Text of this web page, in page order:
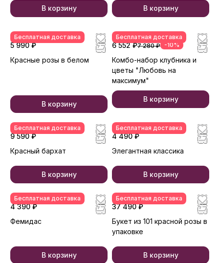
В корзину В корзину
Бесплатная доставка
5 990 ₽
Красные розы в белом
В корзину
Бесплатная доставка
6 552 ₽7 280 ₽ -10%
Комбо-набор клубника и
цветы "Любовь на
максимум"
В корзину
Бесплатная доставка
9 590 ₽
Красный бархат
В корзину
Бесплатная доставка
4 490 ₽
Элегантная классика
В корзину
Бесплатная доставка
4 390 ₽
Фемидас
В корзину
Бесплатная доставка
37 490 ₽
Букет из 101 красной розы в
упаковке
В корзину